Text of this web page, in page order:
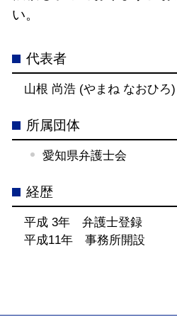
い。
代表者
山根 尚浩 (やまね なおひろ)
所属団体
愛知県弁護士会
経歴
平成 3年 弁護士登録
平成11年 事務所開設